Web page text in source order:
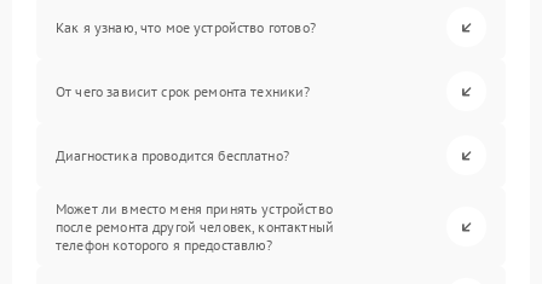
Как я узнаю, что мое устройство готово?
От чего зависит срок ремонта техники?
Диагностика проводится бесплатно?
Может ли вместо меня принять устройство
после ремонта другой человек, контактный
телефон которого я предоставлю?